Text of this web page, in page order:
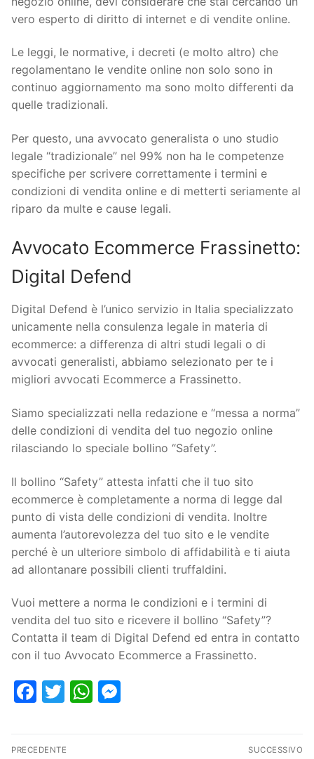
vero esperto di diritto di internet e di vendite online.
Le leggi, le normative, i decreti (e molto altro) che
regolamentano le vendite online non solo sono in
continuo aggiornamento ma sono molto differenti da
quelle tradizionali.
Per questo, una avvocato generalista o uno studio
legale “tradizionale” nel 99% non ha le competenze
specifiche per scrivere correttamente i termini e
condizioni di vendita online e di metterti seriamente al
riparo da multe e cause legali.
Avvocato Ecommerce Frassinetto:
Digital Defend
Digital Defend è l’unico servizio in Italia specializzato
unicamente nella consulenza legale in materia di
ecommerce: a differenza di altri studi legali o di
avvocati generalisti, abbiamo selezionato per te i
migliori avvocati Ecommerce a Frassinetto.
Siamo specializzati nella redazione e “messa a norma”
delle condizioni di vendita del tuo negozio online
rilasciando lo speciale bollino “Safety”.
Il bollino “Safety” attesta infatti che il tuo sito
ecommerce è completamente a norma di legge dal
punto di vista delle condizioni di vendita. Inoltre
aumenta l’autorevolezza del tuo sito e le vendite
perché è un ulteriore simbolo di affidabilità e ti aiuta
ad allontanare possibili clienti truffaldini.
Vuoi mettere a norma le condizioni e i termini di
vendita del tuo sito e ricevere il bollino “Safety”?
Contatta il team di Digital Defend ed entra in contatto
con il tuo Avvocato Ecommerce a Frassinetto.
Facebook
TwitterWhatsApp
PRECEDENTE SUCCESSIVO